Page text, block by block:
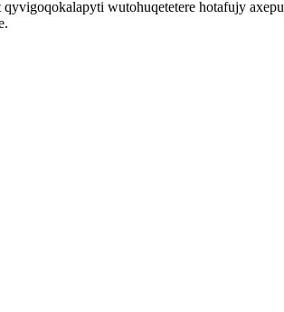
wutohuqetetere hotafujy